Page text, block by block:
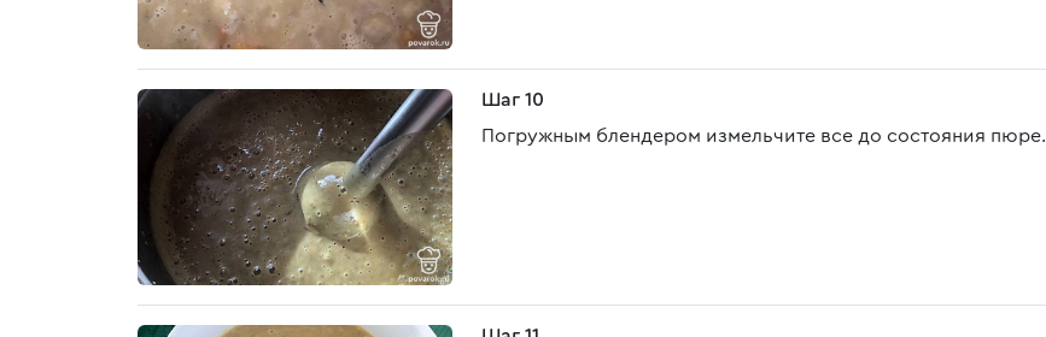
Шаг 10
Погружным блендером измельчите все до состояния пюре.